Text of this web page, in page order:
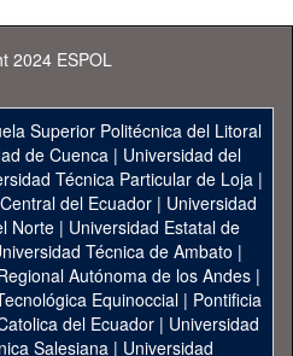
2024 ESPOL
Superior Politécnica del Litoral
de Cuenca| Universidad del
Técnica Particular de Loja|
del Ecuador| Universidad
Norte | Universidad Estatal de
Técnica de Ambato |
Autónoma de los Andes|
Equinoccial| Pontificia
del Ecuador | Universidad
Salesiana | Universidad